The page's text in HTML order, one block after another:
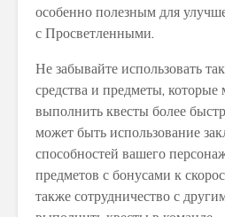
особенно полезным для
с Просветленными.
Не забывайте использовать
средства и предметы,
выполнить квесты более
может быть использование
способностей вашего
предметов с бонусами к
также сотрудничество с